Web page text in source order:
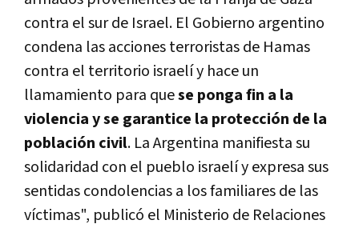
contra el sur de Israel. El Gobierno argentino
condena las acciones terroristas de Hamas
contra el territorio israelí y hace un
llamamiento para quese ponga fin a la
violencia y se garantice la protección de la
población civil. La Argentina manifiesta su
solidaridad con el pueblo israelí y expresa sus
sentidas condolencias a los familiares de las
víctimas", publicó el Ministerio de Relaciones